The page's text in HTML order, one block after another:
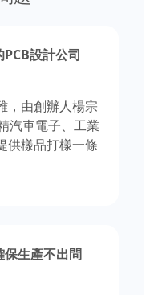
設計公司
，由創辦人楊宗
汽車電子、工業
供樣品打樣一條
保生產不出問